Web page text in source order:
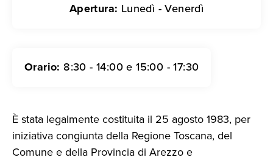
Apertura: Lunedì - Venerdì
Orario: 8:30 - 14:00 e 15:00 - 17:30
È stata legalmente costituita il 25 agosto 1983, per
iniziativa congiunta della Regione Toscana, del
Comune e della Provincia di Arezzo e